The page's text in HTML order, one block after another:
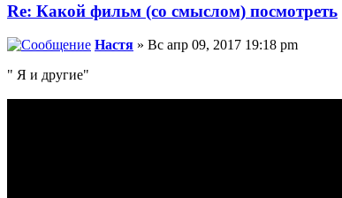
Re: Какой фильм (со смыслом) посмотреть
Настя » Вс апр 09, 2017 19:18 pm
" Я и другие"